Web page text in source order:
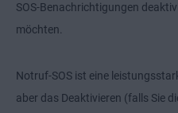
SOS-Benachrichtigungen
möchten.
Notruf-SOS ist eine
aber das Deaktivieren (falls Sie